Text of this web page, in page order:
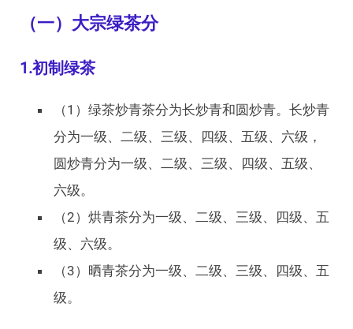
（一）大宗绿茶分
1.初制绿茶
（1）绿茶炒青茶分为长炒青和圆炒青。长炒青
分为一级、二级、三级、四级、五级、六级，
圆炒青分为一级、二级、三级、四级、五级、
六级。
（2）烘青茶分为一级、二级、三级、四级、五
级、六级。
（3）晒青茶分为一级、二级、三级、四级、五
级。